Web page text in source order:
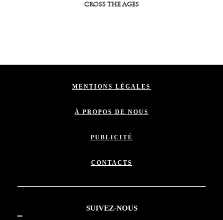
CROSS THE AGES
MENTIONS LÉGALES
À PROPOS DE NOUS
PUBLICITÉ
CONTACTS
SUIVEZ-NOUS